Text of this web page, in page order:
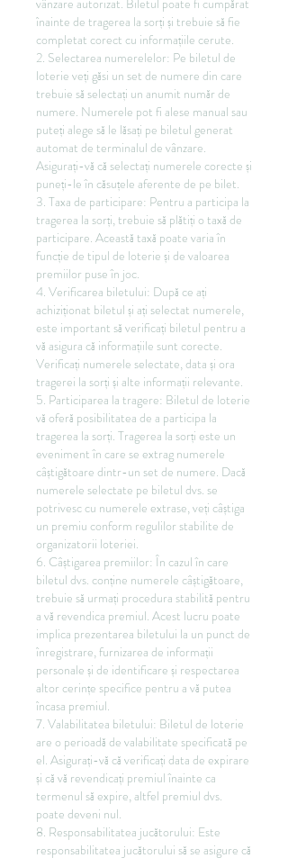
vânzare autorizat. Biletul poate fi cumpărat
înainte de tragerea la sorți și trebuie să fie
completat corect cu informațiile cerute.
2. Selectarea numerelelor: Pe biletul de
loterie veți găsi un set de numere din care
trebuie să selectați un anumit număr de
numere. Numerele pot fi alese manual sau
puteți alege să le lăsați pe biletul generat
automat de terminalul de vânzare.
Asigurați-vă că selectați numerele corecte și
puneți-le în căsuțele aferente de pe bilet.
3. Taxa de participare: Pentru a participa la
tragerea la sorți, trebuie să plătiți o taxă de
participare. Această taxă poate varia în
funcție de tipul de loterie și de valoarea
premiilor puse în joc.
4. Verificarea biletului: După ce ați
achiziționat biletul și ați selectat numerele,
este important să verificați biletul pentru a
vă asigura că informațiile sunt corecte.
Verificați numerele selectate, data și ora
tragerei la sorți și alte informații relevante.
5. Participarea la tragere: Biletul de loterie
vă oferă posibilitatea de a participa la
tragerea la sorți. Tragerea la sorți este un
eveniment în care se extrag numerele
câștigătoare dintr-un set de numere. Dacă
numerele selectate pe biletul dvs. se
potrivesc cu numerele extrase, veți câștiga
un premiu conform regulilor stabilite de
organizatorii loteriei.
6. Câștigarea premiilor: În cazul în care
biletul dvs. conține numerele câștigătoare,
trebuie să urmați procedura stabilită pentru
a vă revendica premiul. Acest lucru poate
implica prezentarea biletului la un punct de
înregistrare, furnizarea de informații
personale și de identificare și respectarea
altor cerințe specifice pentru a vă putea
încasa premiul.
7. Valabilitatea biletului: Biletul de loterie
are o perioadă de valabilitate specificată pe
el. Asigurați-vă că verificați data de expirare
și că vă revendicați premiul înainte ca
termenul să expire, altfel premiul dvs.
poate deveni nul.
8. Responsabilitatea jucătorului: Este
responsabilitatea jucătorului să se asigure că